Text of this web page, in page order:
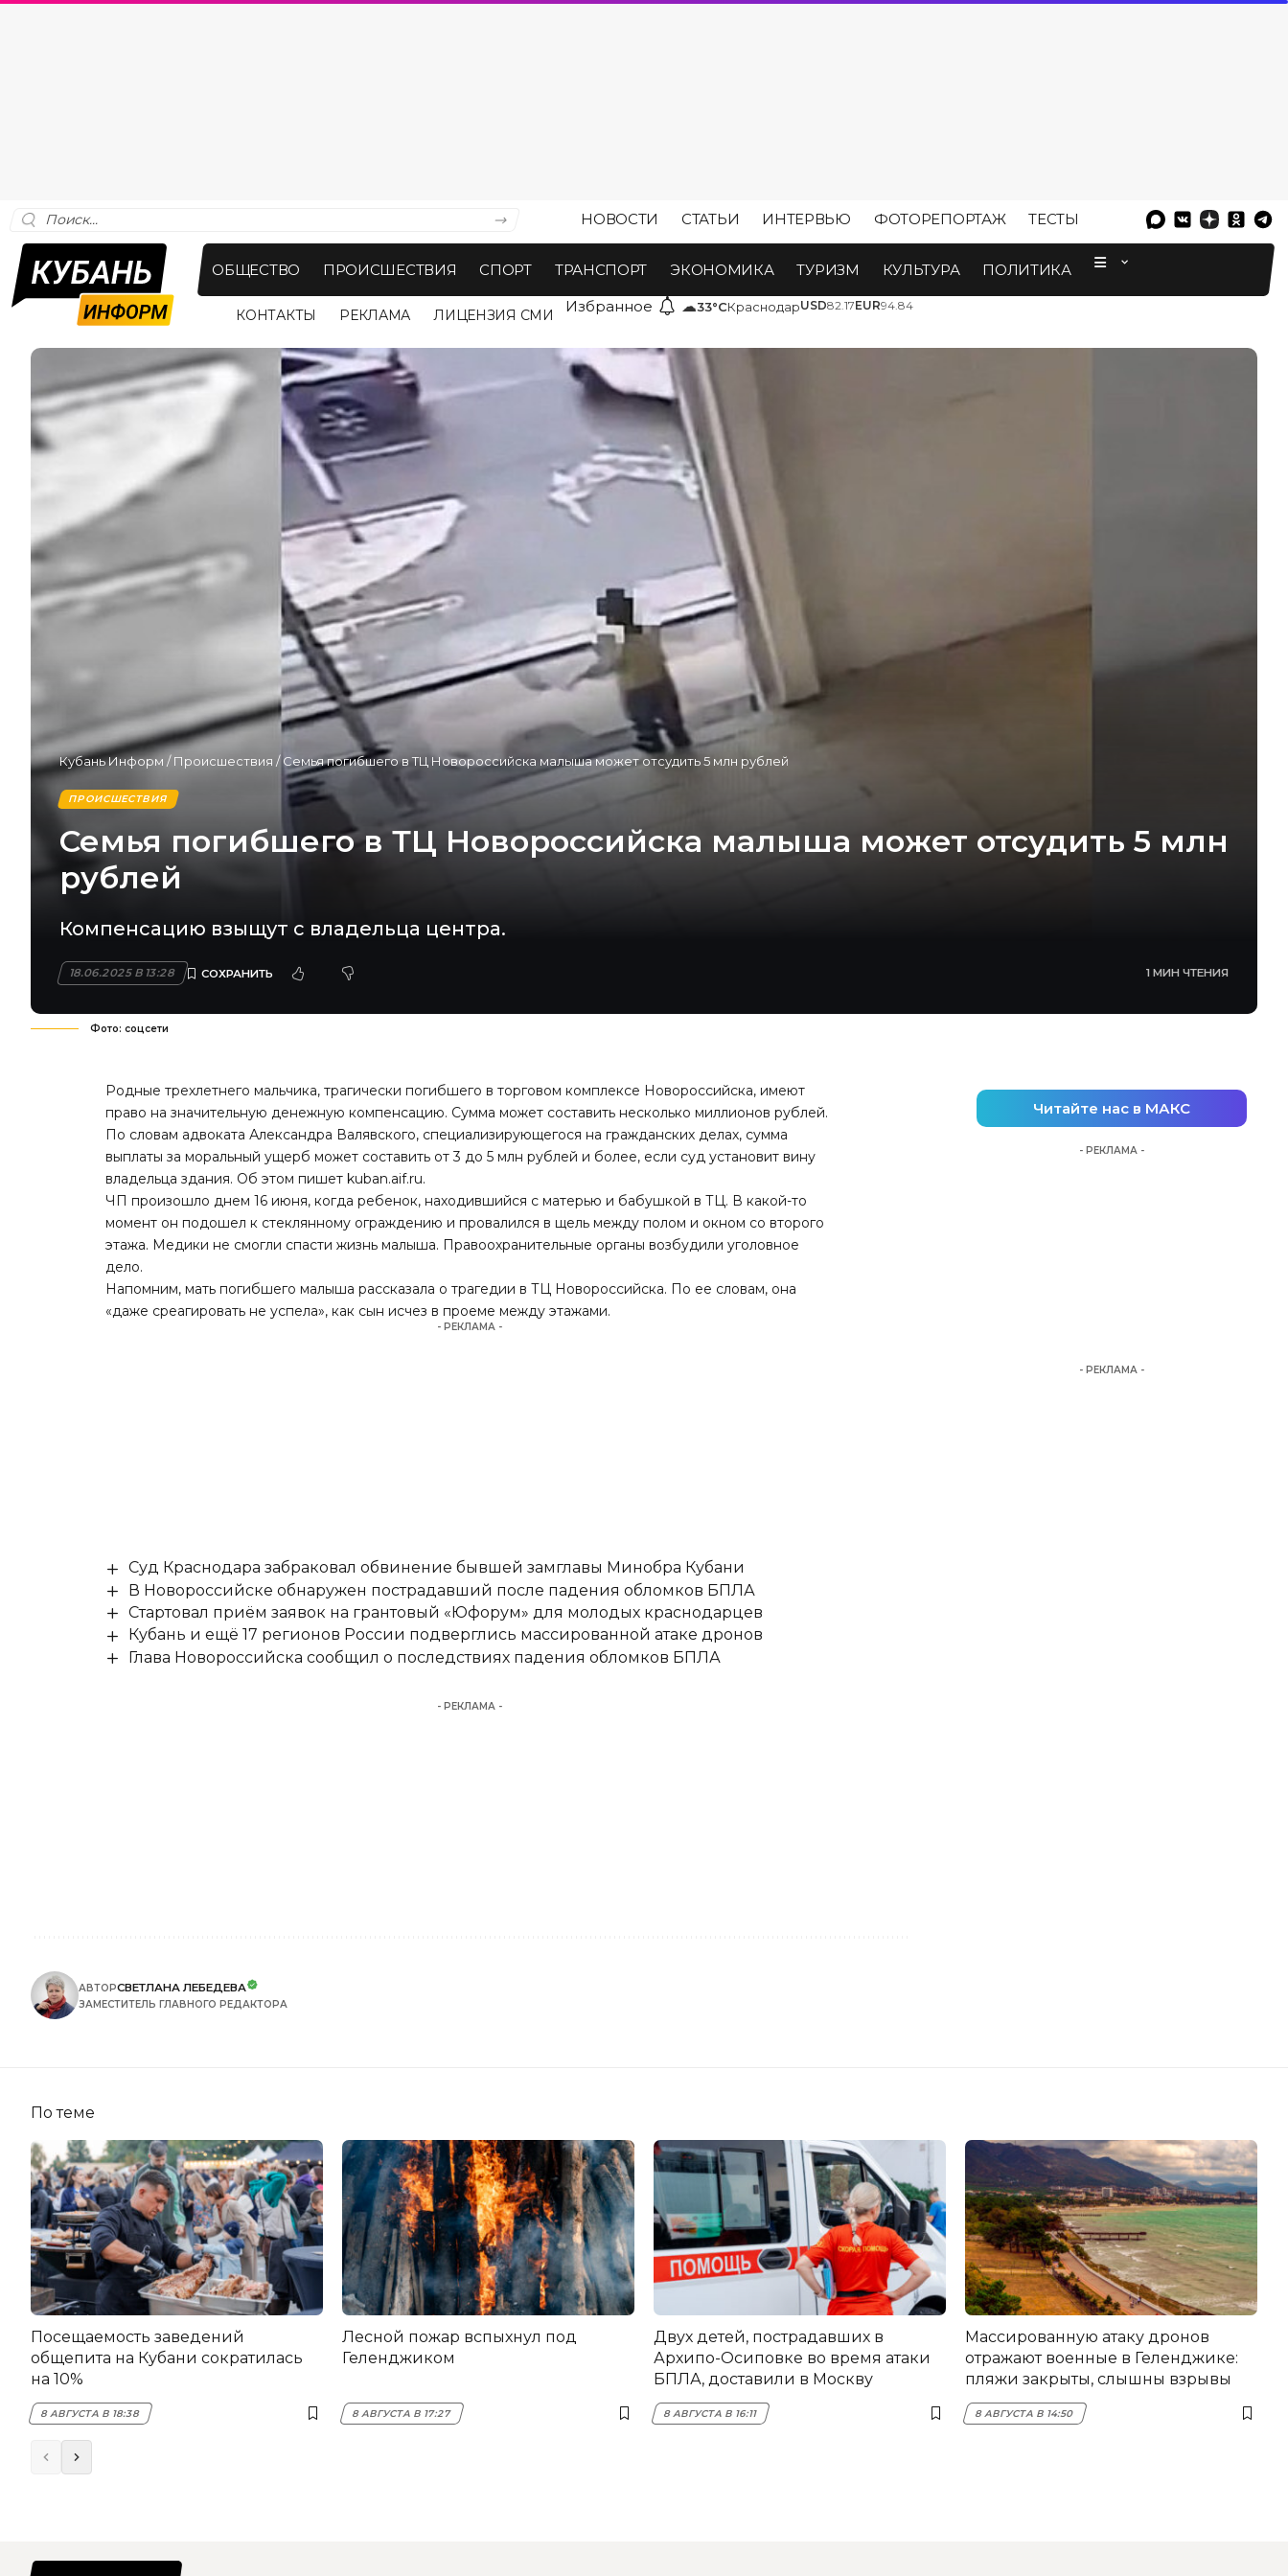
НОВОСТИ СТАТЬИ ИНТЕРВЬЮ ФОТОРЕПОРТАЖ ТЕСТЫ
ОБЩЕСТВО ПРОИСШЕСТВИЯ СПОРТ ТРАНСПОРТ ЭКОНОМИКА ТУРИЗМ КУЛЬТУРА ПОЛИТИКА
КОНТАКТЫ РЕКЛАМА ЛИЦЕНЗИЯ СМИ Избранное ☁33°CКраснодарUSD82.17EUR94.84
Кубань Информ /Происшествия /Семья погибшего в ТЦ Новороссийска малыша может отсудить 5 млн рублей
ПРОИСШЕСТВИЯ
Семья погибшего в ТЦ Новороссийска малыша может отсудить 5 млн
рублей
Компенсацию взыщут с владельца центра.
18.06.2025 В 13:28 1 МИН ЧТЕНИЯ
Фото: соцсети
Родные трехлетнего мальчика, трагически погибшего в торговом комплексе Новороссийска, имеют
право на значительную денежную компенсацию. Сумма может составить несколько миллионов рублей.
По словам адвоката Александра Валявского, специализирующегося на гражданских делах, сумма
выплаты за моральный ущерб может составить от 3 до 5 млн рублей и более, если суд установит вину
владельца здания. Об этом пишет kuban.aif.ru.
ЧП произошло днем 16 июня, когда ребенок, находившийся с матерью и бабушкой в ТЦ. В какой-то
момент он подошел к стеклянному ограждению и провалился в щель между полом и окном со второго
этажа. Медики не смогли спасти жизнь малыша. Правоохранительные органы возбудили уголовное
дело.
Напомним, мать погибшего малышарассказала о трагедии в ТЦ Новороссийска. По ее словам, она
«даже среагировать не успела», как сын исчез в проеме между этажами.
- РЕКЛАМА -
Суд Краснодара забраковал обвинение бывшей замглавы Минобра Кубани
В Новороссийске обнаружен пострадавший после падения обломков БПЛА
Стартовал приём заявок на грантовый «Юфорум» для молодых краснодарцев
Кубань и ещё 17 регионов России подверглись массированной атаке дронов
Глава Новороссийска сообщил о последствиях падения обломков БПЛА
- РЕКЛАМА -
АВТОРСВЕТЛАНА ЛЕБЕДЕВА
ЗАМЕСТИТЕЛЬ ГЛАВНОГО РЕДАКТОРА
Читайте нас в МАКС
- РЕКЛАМА -
- РЕКЛАМА -
По теме
Посещаемость заведений
общепита на Кубани сократилась
на 10%
8 АВГУСТА В 18:38
Лесной пожар вспыхнул под
Геленджиком
8 АВГУСТА В 17:27
Двух детей, пострадавших в
Архипо-Осиповке во время атаки
БПЛА, доставили в Москву
8 АВГУСТА В 16:11
Массированную атаку дронов
отражают военные в Геленджике:
пляжи закрыты, слышны взрывы
8 АВГУСТА В 14:50